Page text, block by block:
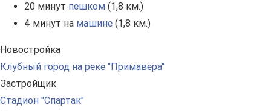
20 минут пешком (1,8 км.)
4 минут на машине (1,8 км.)
Новостройка
Клубный город на реке "Примавера"
Застройщик
Стадион "Спартак"